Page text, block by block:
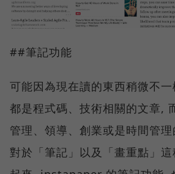
##筆記功能
可能因為現在讀的東西稍微不
都是程式碼、技術相關的文章,
管理、領導、創業或是時間管
對於「筆記」以及「畫重點」